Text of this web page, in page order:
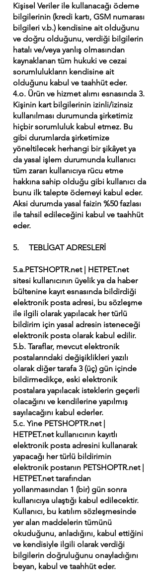
Kişisel Veriler ile kullanacağı ödeme
bilgilerinin (kredi kartı, GSM numarası
bilgileri v.b.) kendisine ait olduğunu
ve doğru olduğunu, verdiği bilgilerin
hatalı ve/veya yanlış olmasından
kaynaklanan tüm hukuki ve cezai
sorumlulukların kendisine ait
olduğunu kabul ve taahhüt eder.
4.o. Ürün ve hizmet alımı esnasında 3.
Kişinin kart bilgilerinin izinli/izinsiz
kullanılması durumunda şirketimiz
hiçbir sorumluluk kabul etmez. Bu
gibi durumlarda şirketimize
yöneltilecek herhangi bir şikâyet ya
da yasal işlem durumunda kullanıcı
tüm zararı kullanıcıya rücu etme
hakkına sahip olduğu gibi kullanıcı da
bunu ilk talepte ödemeyi kabul eder.
Aksi durumda yasal faizin %50 fazlası
ile tahsil edileceğini kabul ve taahhüt
eder.
5. TEBLİGAT ADRESLERİ
5.a.PETSHOPTR.net | HETPET.net
sitesi kullanıcının üyelik ya da haber
bültenine kayıt esnasında bildirdiği
elektronik posta adresi, bu sözleşme
ile ilgili olarak yapılacak her türlü
bildirim için yasal adresin isteneceği
elektronik posta olarak kabul edilir.
5.b. Taraflar, mevcut elektronik
postalarındaki değişiklikleri yazılı
olarak diğer tarafa 3 (üç) gün içinde
bildirmedikçe, eski elektronik
postalara yapılacak isteklerin geçerli
olacağını ve kendilerine yapılmış
sayılacağını kabul ederler.
5.c. Yine PETSHOPTR.net |
HETPET.net kullanıcının kayıtlı
elektronik posta adresini kullanarak
yapacağı her türlü bildirimin
elektronik postanın PETSHOPTR.net |
HETPET.net tarafından
yollanmasından 1 (bir) gün sonra
kullanıcıya ulaştığı kabul edilecektir.
Kullanıcı, bu katılım sözleşmesinde
yer alan maddelerin tümünü
okuduğunu, anladığını, kabul ettiğini
ve kendisiyle ilgili olarak verdiği
bilgilerin doğruluğunu onayladığını
beyan, kabul ve taahhüt eder.